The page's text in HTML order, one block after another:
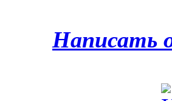
Написать